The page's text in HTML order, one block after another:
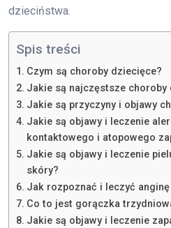
dzieciństwa.
Spis treści
Czym są choroby dziecięce?
Jakie są najczęstsze choroby
Jakie są przyczyny i objawy
Jakie są objawy i leczenie
kontaktowego i atopowego
Jakie są objawy i leczenie
skóry?
Jak rozpoznać i leczyć
Co to jest gorączka
Jakie są objawy i leczenie